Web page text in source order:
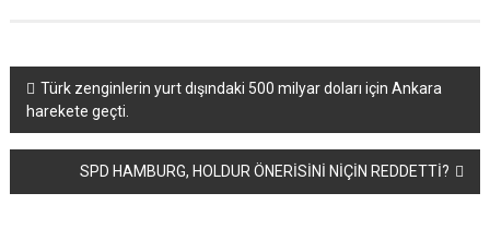
Yazı
dolaşımı
Türk zenginlerin yurt dışındaki 500 milyar doları için Ankara
harekete geçti.
SPD HAMBURG, HOLDUR ÖNERİSİNİ NİÇİN REDDETTİ?